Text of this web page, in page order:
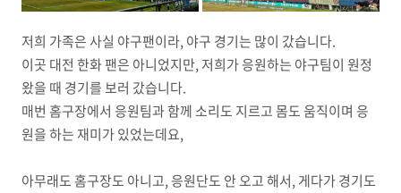
저희 가족은 사실 야구팬이라, 야구 경기는 많이 갔습니다.
이곳 대전 한화 팬은 아니었지만, 저희가 응원하는 야구팀이 원정
왔을 때 경기를 보러 갔습니다.
매번 홈구장에서 응원팀과 함께 소리도 지르고 몸도 움직이며 응
원을 하는 재미가 있었는데요,
아무래도 홈구장도 아니고, 응원단도 안 오고 해서, 게다가 경기도